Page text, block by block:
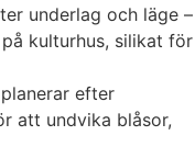
underlag och läge –
kulturhus, silikat för
efter
att undvika blåsor,